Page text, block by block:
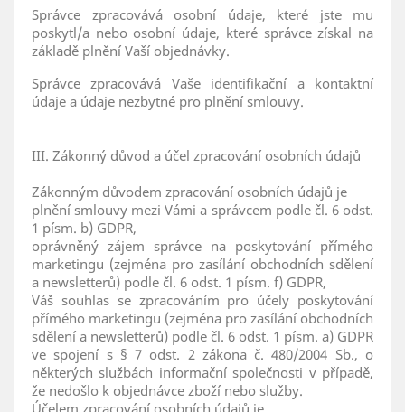
Správce zpracovává osobní údaje, které jste mu
poskytl/a nebo osobní údaje, které správce získal na
základě plnění Vaší objednávky.
Správce zpracovává Vaše identifikační a kontaktní
údaje a údaje nezbytné pro plnění smlouvy.
III. Zákonný důvod a účel zpracování osobních údajů
Zákonným důvodem zpracování osobních údajů je
plnění smlouvy mezi Vámi a správcem podle čl. 6 odst.
1 písm. b) GDPR,
oprávněný zájem správce na poskytování přímého
marketingu (zejména pro zasílání obchodních sdělení
a newsletterů) podle čl. 6 odst. 1 písm. f) GDPR,
Váš souhlas se zpracováním pro účely poskytování
přímého marketingu (zejména pro zasílání obchodních
sdělení a newsletterů) podle čl. 6 odst. 1 písm. a) GDPR
ve spojení s § 7 odst. 2 zákona č. 480/2004 Sb., o
některých službách informační společnosti v případě,
že nedošlo k objednávce zboží nebo služby.
Účelem zpracování osobních údajů je